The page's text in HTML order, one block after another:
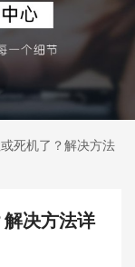
死机了？解决方法
决方法详